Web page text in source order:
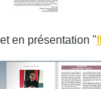
et en présentation "